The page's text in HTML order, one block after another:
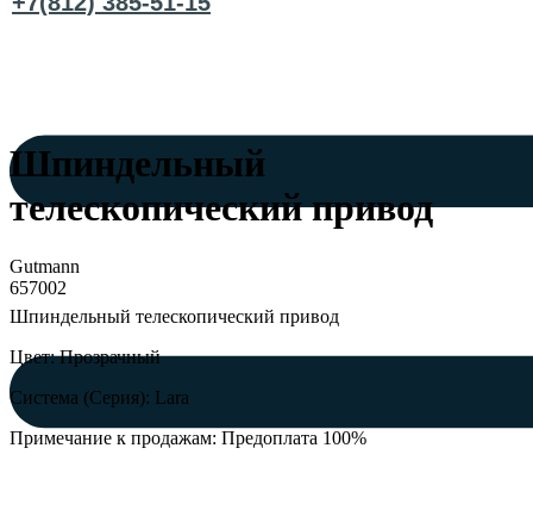
Шпиндельный
телескопический привод
Gutmann
657002
Шпиндельный телескопический привод
Цвет: Прозрачный
Система (Серия): Lara
Примечание к продажам: Предоплата 100%